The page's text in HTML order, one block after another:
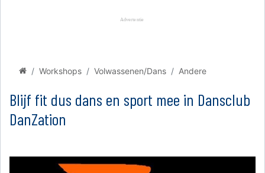
Workshops Volwassenen/Dans Andere
Blijf fit dus dans en sport mee in Dansclub
DanZation